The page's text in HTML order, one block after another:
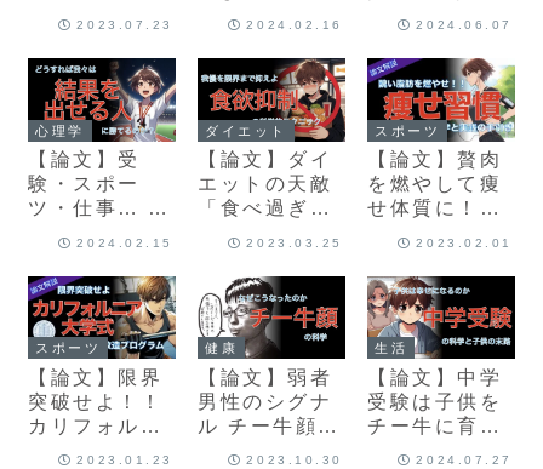
ード 野菜の本
2023.07.23
叶えるジャー
果と科学的戦
略
2024.02.16
科学的メリッ
2024.06.07
心理学
【論文】受
験・スポー
ツ・仕事… 結
ニック
2024.02.15
ダイエット
【論文】ダイ
エットの天敵
「食べ過ぎ」
学的戦略
2023.03.25
スポーツ
【論文】贅肉
を燃やして痩
せ体質に！！
ための習慣
2023.02.01
スポーツ
【論文】限界
突破せよ！！
カリフォルニ
ア大学式 人生
2023.01.23
健康
【論文】弱者
男性のシグナ
ル チー牛顔の
科学
2023.10.30
生活
【論文】中学
受験は子供を
チー牛に育
て、日本の少
2024.07.27